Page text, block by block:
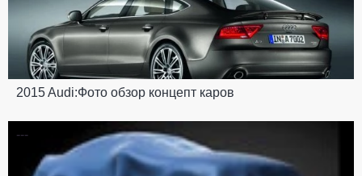
2015 Audi:Фото обзор концепт каров
---